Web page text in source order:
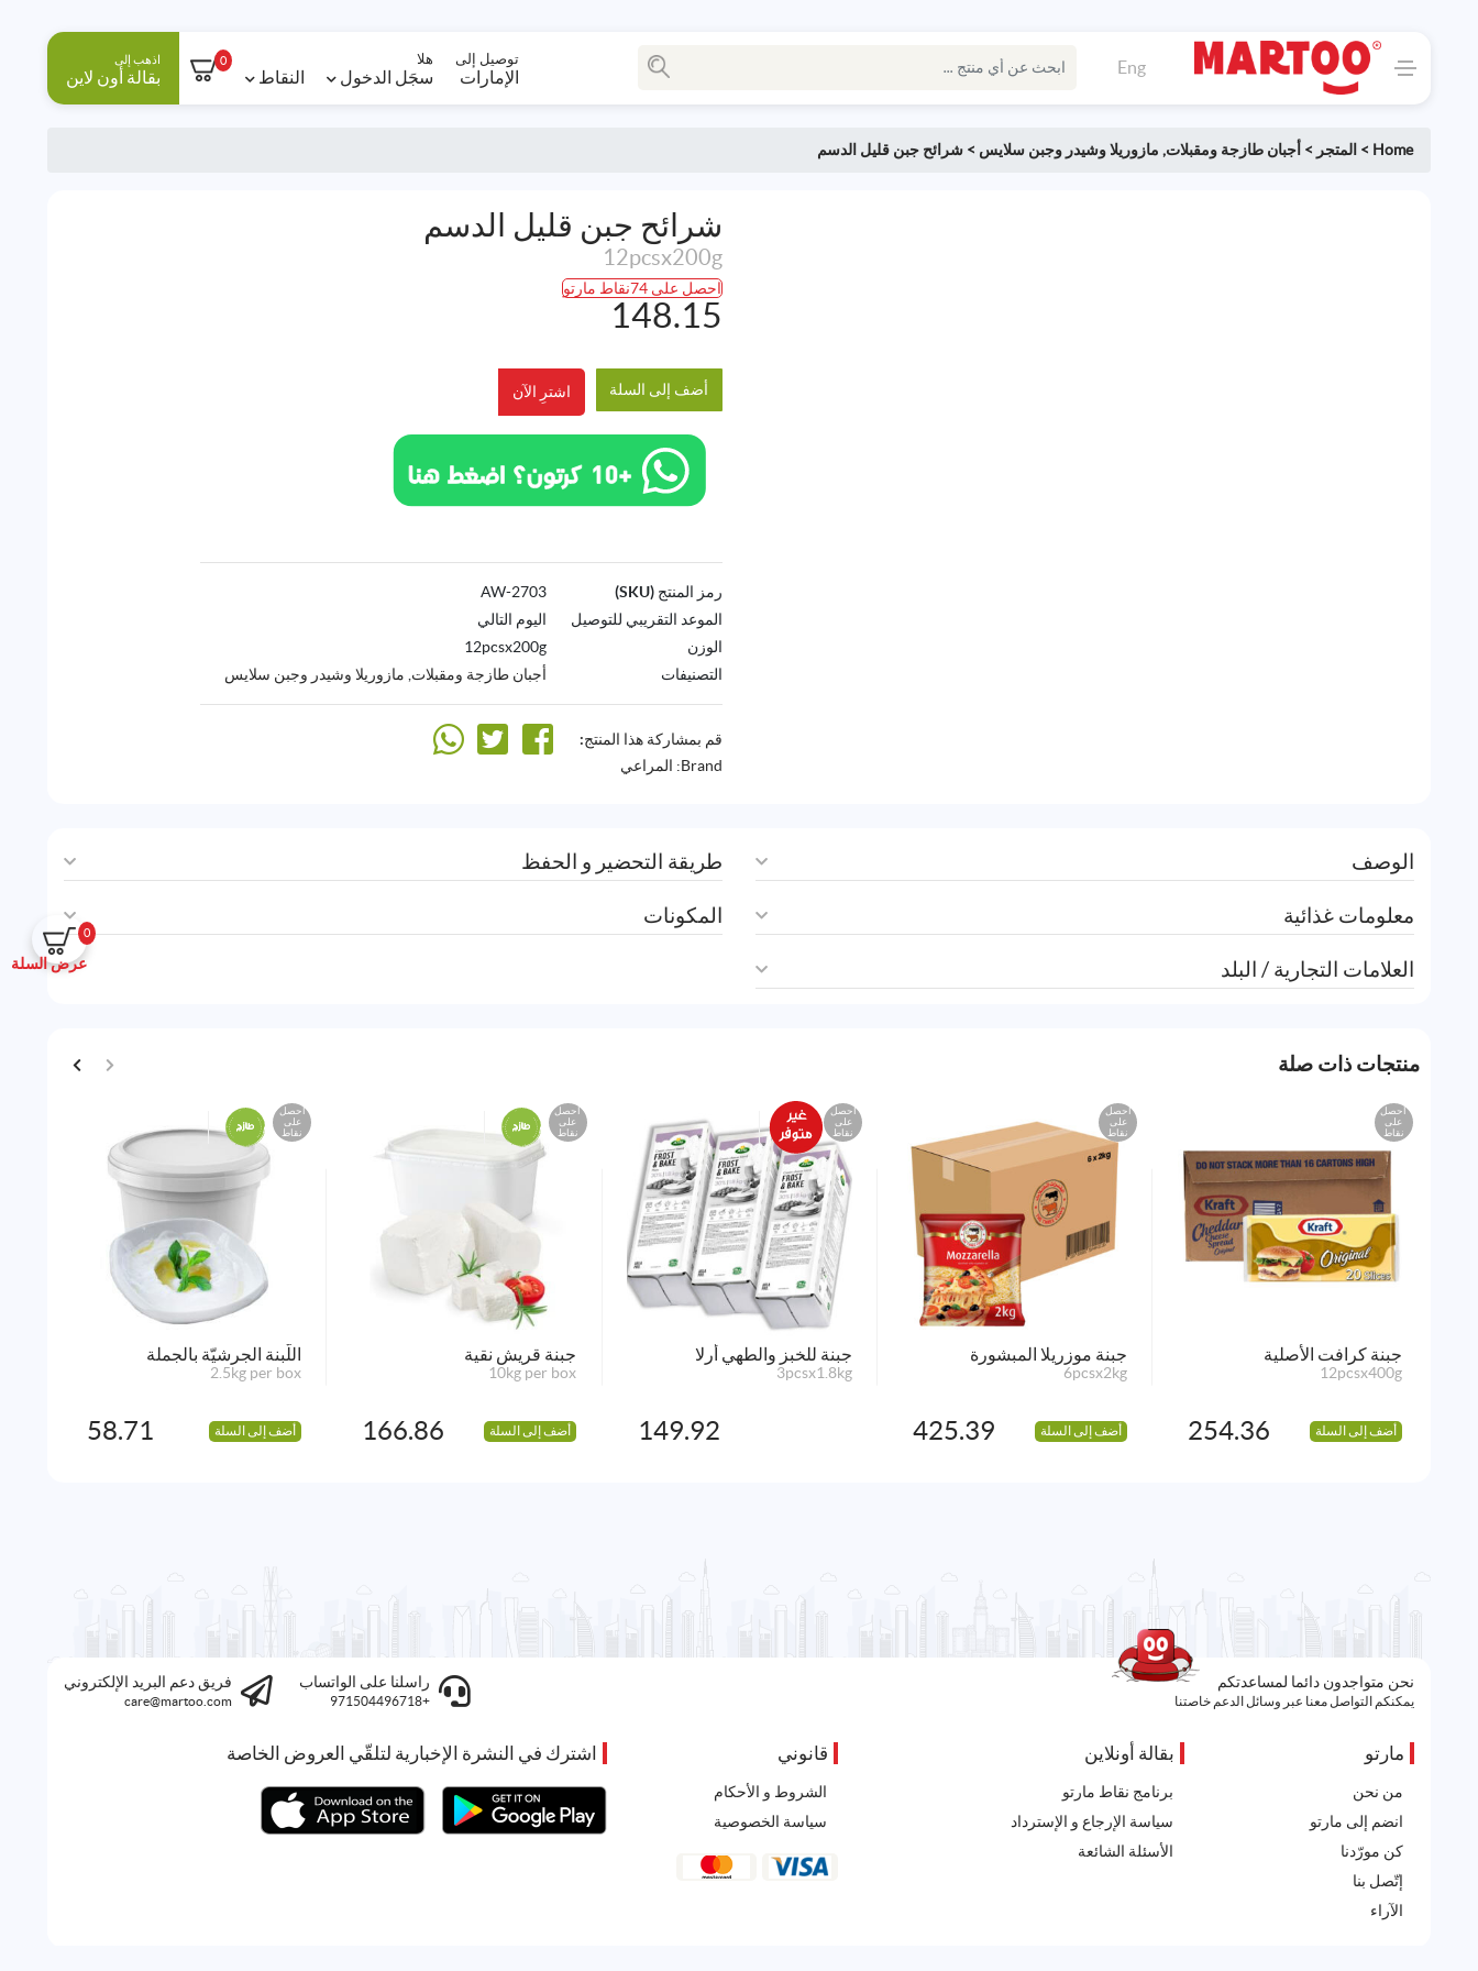
Eng توصيل إلى
الإمارات
هلا
سجَل الدخول النقاط
0 اذهب إلى
بقالة أون لاين
0
عرض السلة
Home
> المتجر > أجبان طازجة ومقبلات, مازوريلا وشيدر وجبن سلايس >شرائح جبن قليل الدسم
شرائح جبن قليل الدسم
12pcsx200g
احصل على 74نقاط مارتو
148.15
أضف إلى السلة اشترِ الآن
رمز المنتج (SKU)
2703-AW
الموعد التقريبي للتوصيل
اليوم التالي
الوزن
12pcsx200g
التصنيفات
أجبان طازجة ومقبلات, مازوريلا وشيدر وجبن سلايس
قم بمشاركة هذا المنتج:
Brand: المراعي
الوصف
معلومات غذائية
العلامات التجارية / البلد
طريقة التحضير و الحفظ
المكونات
منتجات ذات صلة
احصل
على
نقاط
جبنة كرافت الأصلية
12pcsx400g
أضف إلى السلة 254.36
احصل
على
نقاط
جبنة موزريلا المبشورة
6pcsx2kg
أضف إلى السلة 425.39
احصل
على
نقاط
جبنة للخبز والطهي أرلا
3pcsx1.8kg
149.92
احصل
على
نقاط
جبنة قريش نقية
10kg per box
أضف إلى السلة 166.86
احصل
على
نقاط
اللّبنة الجرشيّة بالجملة
2.5kg per box
أضف إلى السلة 58.71
نحن متواجدون دائما لمساعدتكم
يمكنكم التواصل معنا عبر وسائل الدعم خاصتنا
راسلنا على الواتساب
+971504496718
فريق دعم البريد الإلكتروني
care@martoo.com
مارتو
من نحن
انضم إلى مارتو
كن مورّدنا
إتّصل بنا
الآراء
بقالة أونلاين
برنامج نقاط مارتو
سياسة الإرجاع و الإسترداد
الأسئلة الشائعة
قانوني
الشروط و الأحكام
سياسة الخصوصية
اشترك في النشرة الإخبارية لتلقّي العروض الخاصة